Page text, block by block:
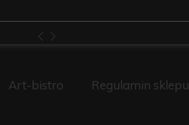
Art-bistro Regulamin sklepu